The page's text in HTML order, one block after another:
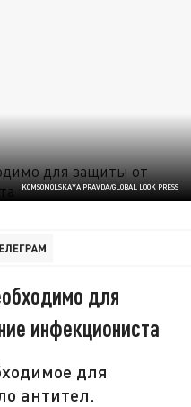
KOMSOMOLSKAYA PRAVDA/GLOBAL LOOK PRESS
для
инфекциониста
для
антител.